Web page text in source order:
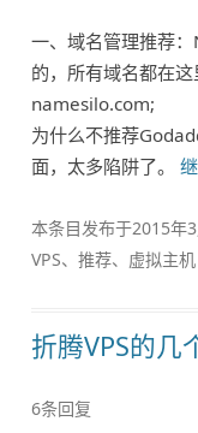
一、域名管理推荐
的，所有域名都在
namesilo.com;
为什么不推荐
面，太多陷阱了。
本条目发布于2015年
VPS、推荐、 虚拟主机
折腾VPS的几
6条回复